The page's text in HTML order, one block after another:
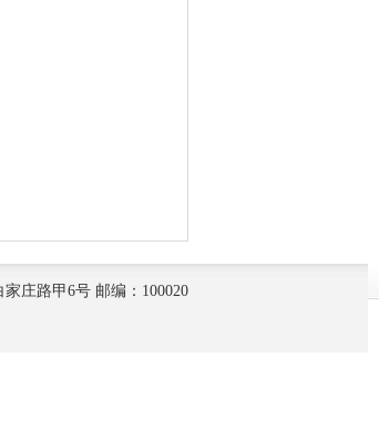
庄路甲6号 邮编：100020